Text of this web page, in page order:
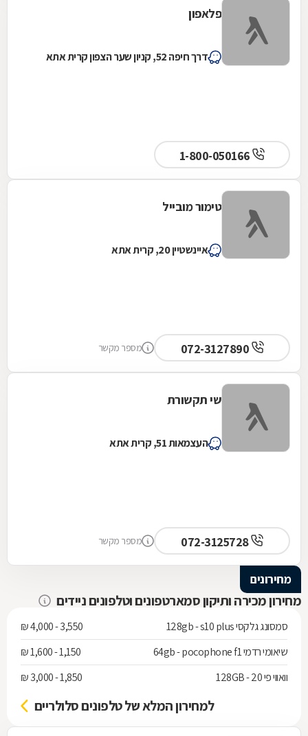
פלאפון
דרך חיפה 52, קניון שער הצפון קרית אתא
1-800-050166
טימור מובייל
איינשטיין 20, קרית אתא
מספר מקשר
שי תקשורת
העצמאות 51, קרית אתא
072-3125728 מספר מקשר
מחירונים
מחירון מכירה ותיקון סמארטפונים וטלפונים ניידים
סמסונג גלקסי 128gb - s10 plus
3,550 - 4,000 ₪
שיאומי רדמי 64gb - pocophone f1
1,150 - 1,600 ₪
וואווי פי 20 - 128GB
1,850 - 3,000 ₪
למחירון המלא של טלפונים סלולריים